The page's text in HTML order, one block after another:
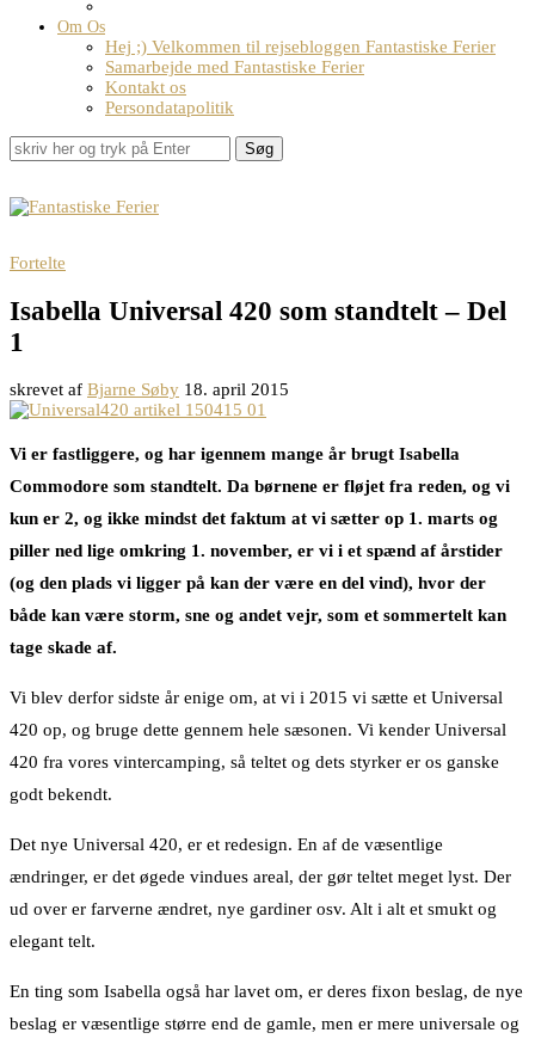
Om Os
Hej ;) Velkommen til rejsebloggen Fantastiske Ferier
Samarbejde med Fantastiske Ferier
Kontakt os
Persondatapolitik
Søg
Fortelte
Isabella Universal 420 som standtelt – Del
1
skrevet af Bjarne Søby 18. april 2015
Vi er fastliggere, og har igennem mange år brugt Isabella
Commodore som standtelt. Da børnene er fløjet fra reden, og vi
kun er 2, og ikke mindst det faktum at vi sætter op 1. marts og
piller ned lige omkring 1. november, er vi i et spænd af årstider
(og den plads vi ligger på kan der være en del vind), hvor der
både kan være storm, sne og andet vejr, som et sommertelt kan
tage skade af.
Vi blev derfor sidste år enige om, at vi i 2015 vi sætte et Universal
420 op, og bruge dette gennem hele sæsonen. Vi kender Universal
420 fra vores vintercamping, så teltet og dets styrker er os ganske
godt bekendt.
Det nye Universal 420, er et redesign. En af de væsentlige
ændringer, er det øgede vindues areal, der gør teltet meget lyst. Der
ud over er farverne ændret, nye gardiner osv. Alt i alt et smukt og
elegant telt.
En ting som Isabella også har lavet om, er deres fixon beslag, de nye
beslag er væsentlige større end de gamle, men er mere universale og